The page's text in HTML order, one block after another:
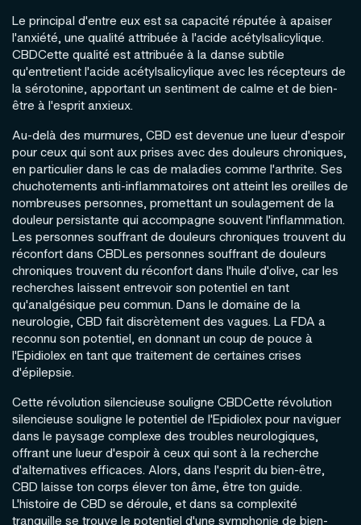
Le principal d'entre eux est sa capacité réputée à apaiser
l'anxiété, une qualité attribuée à l'acide acétylsalicylique.
CBDCette qualité est attribuée à la danse subtile
qu'entretient l'acide acétylsalicylique avec les récepteurs de
la sérotonine, apportant un sentiment de calme et de bien-
être à l'esprit anxieux.
Au-delà des murmures, CBD est devenue une lueur d'espoir
pour ceux qui sont aux prises avec des douleurs chroniques,
en particulier dans le cas de maladies comme l'arthrite. Ses
chuchotements anti-inflammatoires ont atteint les oreilles de
nombreuses personnes, promettant un soulagement de la
douleur persistante qui accompagne souvent l'inflammation.
Les personnes souffrant de douleurs chroniques trouvent du
réconfort dans CBDLes personnes souffrant de douleurs
chroniques trouvent du réconfort dans l'huile d'olive, car les
recherches laissent entrevoir son potentiel en tant
qu'analgésique peu commun. Dans le domaine de la
neurologie, CBD fait discrètement des vagues. La FDA a
reconnu son potentiel, en donnant un coup de pouce à
l'Epidiolex en tant que traitement de certaines crises
d'épilepsie.
Cette révolution silencieuse souligne CBDCette révolution
silencieuse souligne le potentiel de l'Epidiolex pour naviguer
dans le paysage complexe des troubles neurologiques,
offrant une lueur d'espoir à ceux qui sont à la recherche
d'alternatives efficaces. Alors, dans l'esprit du bien-être,
CBD laisse ton corps élever ton âme, être ton guide.
L'histoire de CBD se déroule, et dans sa complexité
tranquille se trouve le potentiel d'une symphonie de bien-